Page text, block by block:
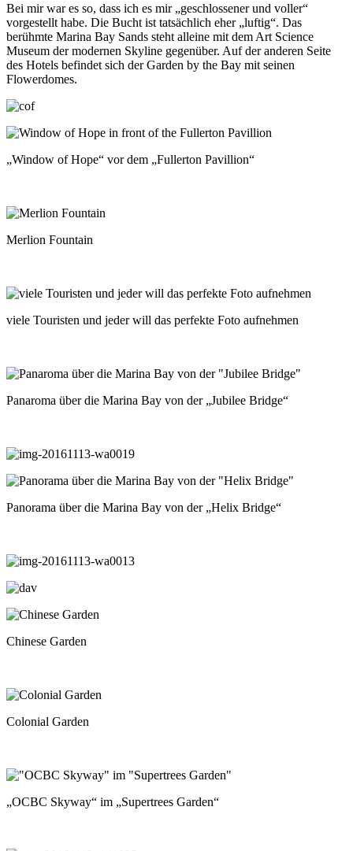
Bei mir war es so, dass ich es mir „geschlossener und voller“
vorgestellt habe. Die Bucht ist tatsächlich eher „luftig“. Das
berühmte Marina Bay Sands steht alleine mit dem Art Science
Museum der modernen Skyline gegenüber. Auf der anderen Seite
des Hotels befindet sich der Garden by the Bay mit seinen
Flowerdomes.
„Window of Hope“ vor dem „Fullerton Pavillion“
Merlion Fountain
viele Touristen und jeder will das perfekte Foto aufnehmen
Panaroma über die Marina Bay von der „Jubilee Bridge“
Panorama über die Marina Bay von der „Helix Bridge“
Chinese Garden
Colonial Garden
„OCBC Skyway“ im „Supertrees Garden“